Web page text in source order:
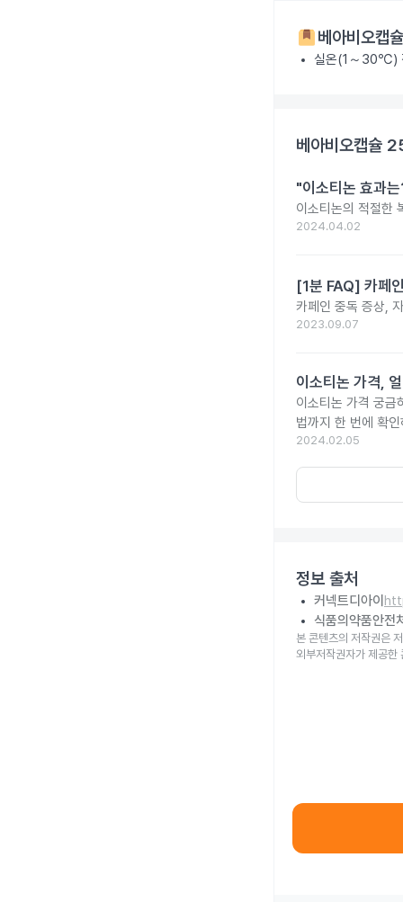
베아비오캡
실온(1～30℃)
베아비오캡슐
"이소티논 효과
이소티논의 적절한
2024.04.02
[1분 FAQ] 카페
카페인 중독 증상,
2023.09.07
이소티논 가격,
이소티논 가격 궁금
법까지 한 번에 확
2024.02.05
정보 출처
커넥트디아이
식품의약품안전
본 콘텐츠의 저작권은
외부저작권자가 제공한